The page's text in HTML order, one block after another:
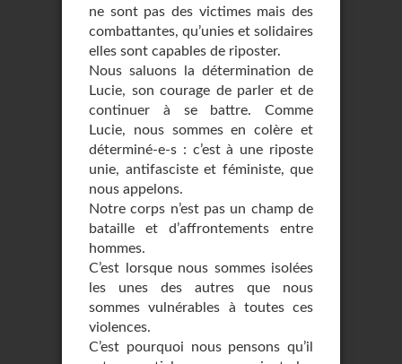
ne sont pas des victimes mais des
combattantes, qu’unies et solidaires
elles sont capables de riposter.
Nous saluons la détermination de
Lucie, son courage de parler et de
continuer à se battre. Comme
Lucie, nous sommes en colère et
déterminé-e-s : c’est à une riposte
unie, antifasciste et féministe, que
nous appelons.
Notre corps n’est pas un champ de
bataille et d’affrontements entre
hommes.
C’est lorsque nous sommes isolées
les unes des autres que nous
sommes vulnérables à toutes ces
violences.
C’est pourquoi nous pensons qu’il